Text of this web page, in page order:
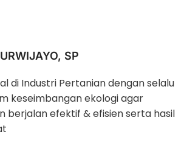
SP
di Industri Pertanian dengan selalu
keseimbangan ekologi agar
berjalan efektif & efisien serta hasil